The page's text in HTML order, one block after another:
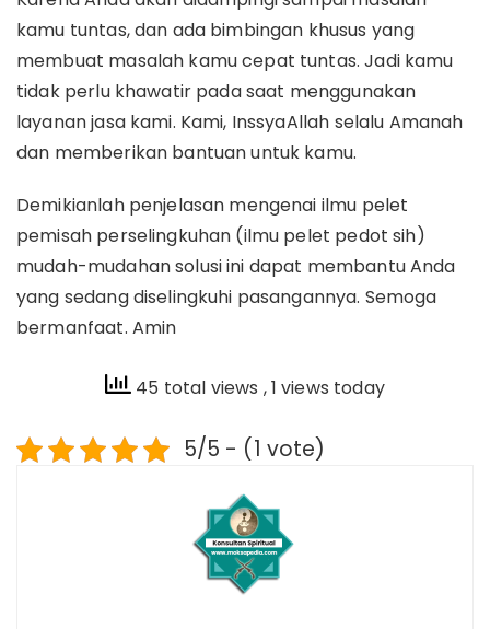
kamu tuntas, dan ada bimbingan khusus yang
membuat masalah kamu cepat tuntas. Jadi kamu
tidak perlu khawatir pada saat menggunakan
layanan jasa kami. Kami, InssyaAllah selalu Amanah
dan memberikan bantuan untuk kamu.
Demikianlah penjelasan mengenai ilmu pelet
pemisah perselingkuhan (ilmu pelet pedot sih)
mudah-mudahan solusi ini dapat membantu Anda
yang sedang diselingkuhi pasangannya. Semoga
bermanfaat. Amin
45 total views , 1 views today
5/5 - (1 vote)